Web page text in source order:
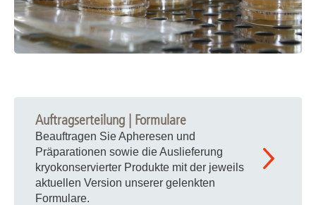
Auftragserteilung | Formulare
Beauftragen Sie Apheresen und
Präparationen sowie die Auslieferung
kryokonservierter Produkte mit der jeweils
aktuellen Version unserer gelenkten
Formulare.